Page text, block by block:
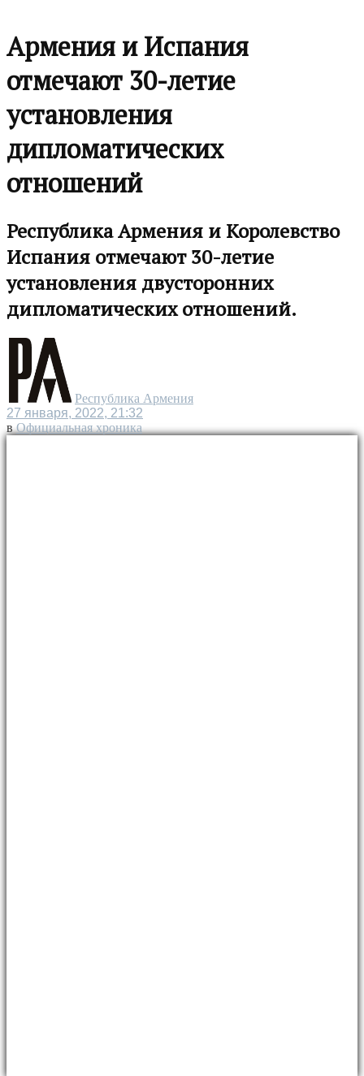
Армения и Испания
отмечают 30-летие
установления
дипломатических
отношений
Республика Армения и Королевство
Испания отмечают 30-летие
установления двусторонних
дипломатических отношений.
Республика Армения
27 января, 2022, 21:32
в Официальная хроника